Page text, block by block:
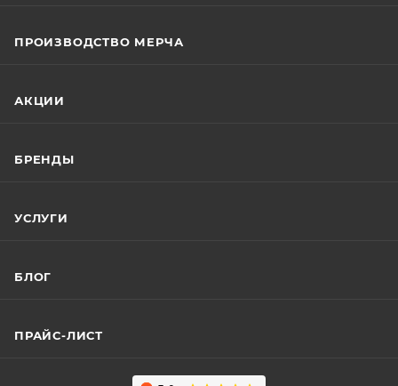
ПРОИЗВОДСТВО МЕРЧА
АКЦИИ
БРЕНДЫ
УСЛУГИ
БЛОГ
ПРАЙС-ЛИСТ